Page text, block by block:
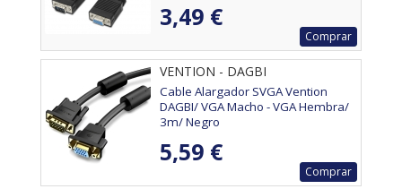
3,49 €
Comprar
VENTION - DAGBI
Cable Alargador SVGA Vention
DAGBI/ VGA Macho - VGA Hembra/
3m/ Negro
5,59 €
Comprar